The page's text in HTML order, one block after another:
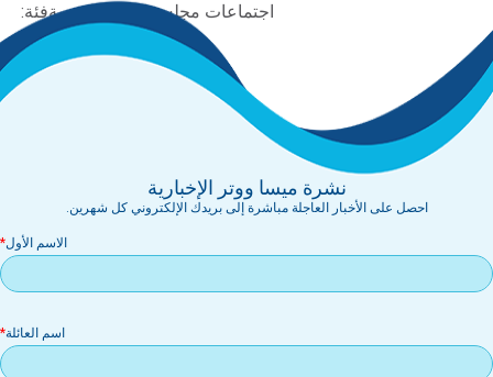
فئة:اجتماعات مجلس الإدارة الدورية
جدول الأعمال
دقائق
نشرة ميسا ووتر الإخبارية
احصل على الأخبار العاجلة مباشرة إلى بريدك الإلكتروني كل شهرين.
الاسم الأول
اسم العائلة